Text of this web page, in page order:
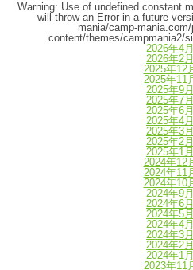
Warning: Use of undefined constant
will throw an Error in a future
mania/camp-
content/themes/campmania2/
2026年4月
2026年2月
2025年12
2025年11
2025年9月
2025年7月
2025年6月
2025年4月
2025年3月
2025年2月
2025年1月
2024年12
2024年11
2024年10
2024年9月
2024年6月
2024年5月
2024年4月
2024年3月
2024年2月
2024年1月
2023年11